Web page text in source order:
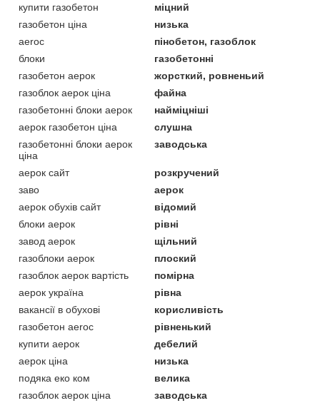
купити газобетон
міцний
газобетон ціна
низька
aeroc
пінобетон, газоблок
блоки
газобетонні
газобетон аерок
жорсткий, ровненьий
газоблок аерок ціна
файна
газобетонні блоки аерок
найміцніші
аерок газобетон ціна
слушна
газобетонні блоки аерок
ціна
заводська
аерок сайт
розкручений
заво
аерок
аерок обухів сайт
відомий
блоки аерок
рівні
завод аерок
щільний
газоблоки аерок
плоский
газоблок аерок вартість
помірна
аерок україна
рівна
вакансії в обухові
корисливість
газобетон aeroc
рівненький
купити аерок
дебелий
аерок ціна
низька
подяка еко ком
велика
газоблок аерок ціна
заводська